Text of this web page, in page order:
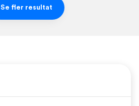
Se fler resultat